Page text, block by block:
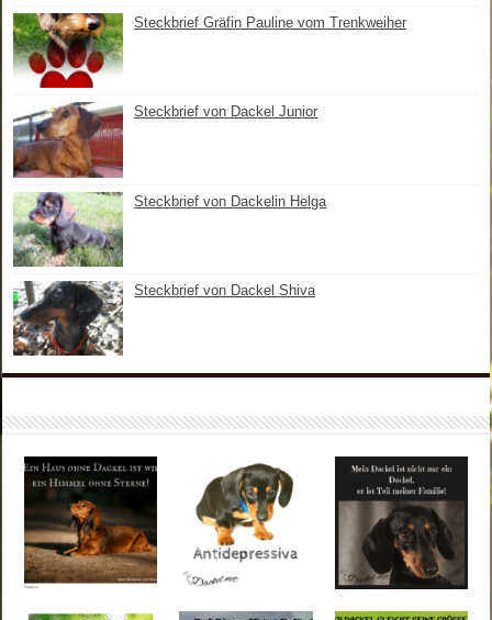
Steckbrief Gräfin Pauline vom Trenkweiher
Steckbrief von Dackel Junior
Steckbrief von Dackelin Helga
Steckbrief von Dackel Shiva